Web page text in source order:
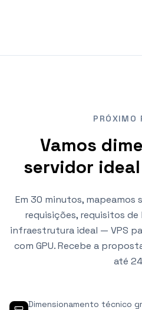
PRÓXIMO
Vamos
servidor
Em 30 minutos, mapeamos
requisições, requisitos
infraestrutura ideal — VPS
com GPU. Recebe a
até
Dimensionamento técnico